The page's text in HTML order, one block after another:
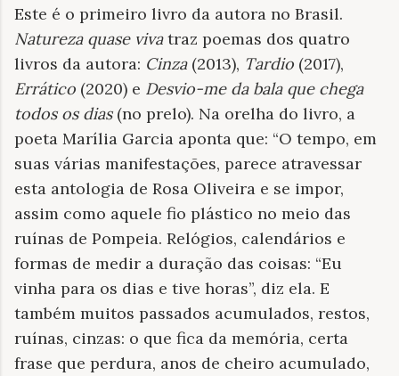
Este é o primeiro livro da autora no Brasil.
Natureza quase vivatraz poemas dos quatro
livros da autora: Cinza(2013), Tardio (2017),
Errático (2020) e Desvio-me da bala que chega
todos os dias(no prelo). Na orelha do livro, a
poeta Marília Garcia aponta que: “O tempo, em
suas várias manifestações, parece atravessar
esta antologia de Rosa Oliveira e se impor,
assim como aquele fio plástico no meio das
ruínas de Pompeia. Relógios, calendários e
formas de medir a duração das coisas: “Eu
vinha para os dias e tive horas”, diz ela. E
também muitos passados acumulados, restos,
ruínas, cinzas: o que fica da memória, certa
frase que perdura, anos de cheiro acumulado,